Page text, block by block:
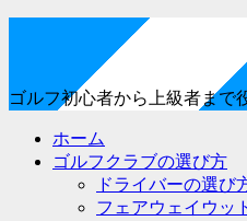
ゴルフ初心者から上級者まで
ホーム
ゴルフクラブの選び方
ドライバーの選び
フェアウェイウッ